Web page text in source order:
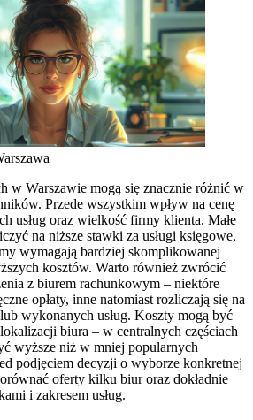
w Warszawie mogą się znacznie różnić w
Przede wszystkim wpływ na cenę
usług oraz wielkość firmy klienta. Małe
na niższe stawki za usługi księgowe,
wymagają bardziej skomplikowanej
kosztów. Warto również zwrócić
z biurem rachunkowym – niektóre
opłaty, inne natomiast rozliczają się na
wykonanych usług. Koszty mogą być
biura – w centralnych częściach
wyższe niż w mniej popularnych
podjęciem decyzji o wyborze konkretnej
oferty kilku biur oraz dokładnie
i zakresem usług.